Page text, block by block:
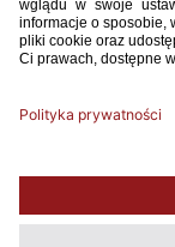
Przemysław Misiak
Tomasz Neugebauer
Bartosz Smolarczyk
Jan Żuberek (Ternana
Używamy plików
oraz do celów